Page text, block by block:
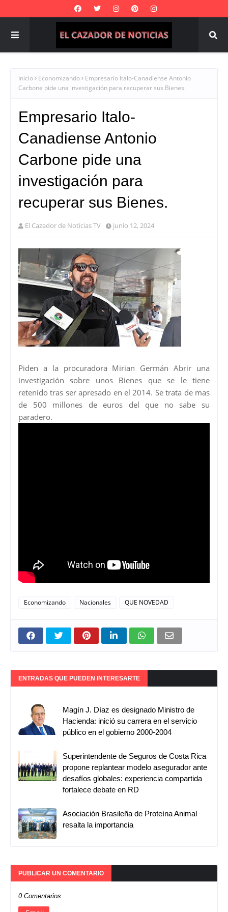
Inicio Economizando
Empresario Italo-Canadiense Antonio
Carbone pide una investigación para recuperar sus Bienes.
Empresario Italo-
Canadiense Antonio
Carbone pide una
investigación para
recuperar sus Bienes.
El Cazador de Noticias TV junio 12, 2024
Piden a la procuradora Mirian Germán Abrir una
investigación sobre unos Bienes que se le tiene
retenido tras ser apresado en el 2014. Se trata de mas
de 500 millones de euros del que no sabe su
paradero.
Economizando Nacionales QUE NOVEDAD
ENTRADAS QUE PUEDEN INTERESARTE
Magín J. Díaz es designado Ministro de
Hacienda: inició su carrera en el servicio
público en el gobierno 2000-2004
Superintendente de Seguros de Costa Rica
propone replantear modelo asegurador ante
desafíos globales: experiencia compartida
fortalece debate en RD
Asociación Brasileña de Proteína Animal
resalta la importancia
PUBLICAR UN COMENTARIO
0 Comentarios